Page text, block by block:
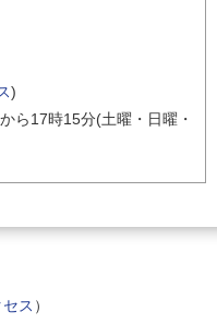
)
ら17時15分(土曜・日曜・
ス ）